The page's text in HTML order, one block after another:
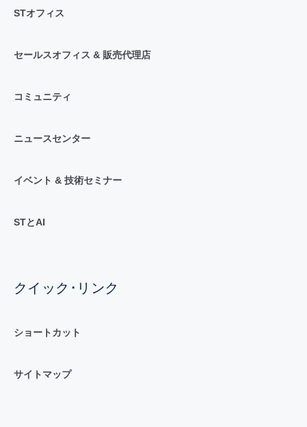
STオフィス
セールスオフィス & 販売代理店
コミュニティ
ニュースセンター
イベント & 技術セミナー
STとAI
クイック･リンク
ショートカット
サイトマップ